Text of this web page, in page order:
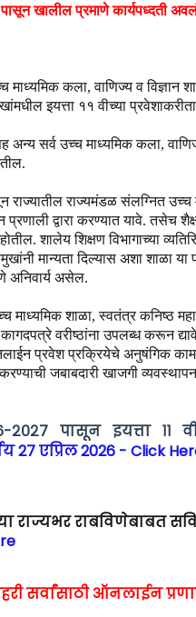
खालील प्रमाणे कार्यपध्दती
माध्यमिक कला, वाणिज्य व विज्ञान
इयत्ता ११ वीच्या
सर्व उच्च माध्यमिक कला,
राज्यमंडळ संलग्नित उच्च
द्वारा करण्यात यावे.
शालेय शिक्षण विभागाच्या
मान्यता दिल्यास अशा शाळा
अनिवार्य असेल.
माध्यमिक शाळा, स्वतंत्र कनिष्ठ
वरीष्ठांना उपलब्ध करून
प्रवेश प्रक्रियेचे अनुषंगिक
जबाबदारी खाजगी
पासून इयत्ता ११
27 एप्रिल 2026 - Click
राज्यभर राबविणेबाबत
सर्वांसाठी ऑनलाईन